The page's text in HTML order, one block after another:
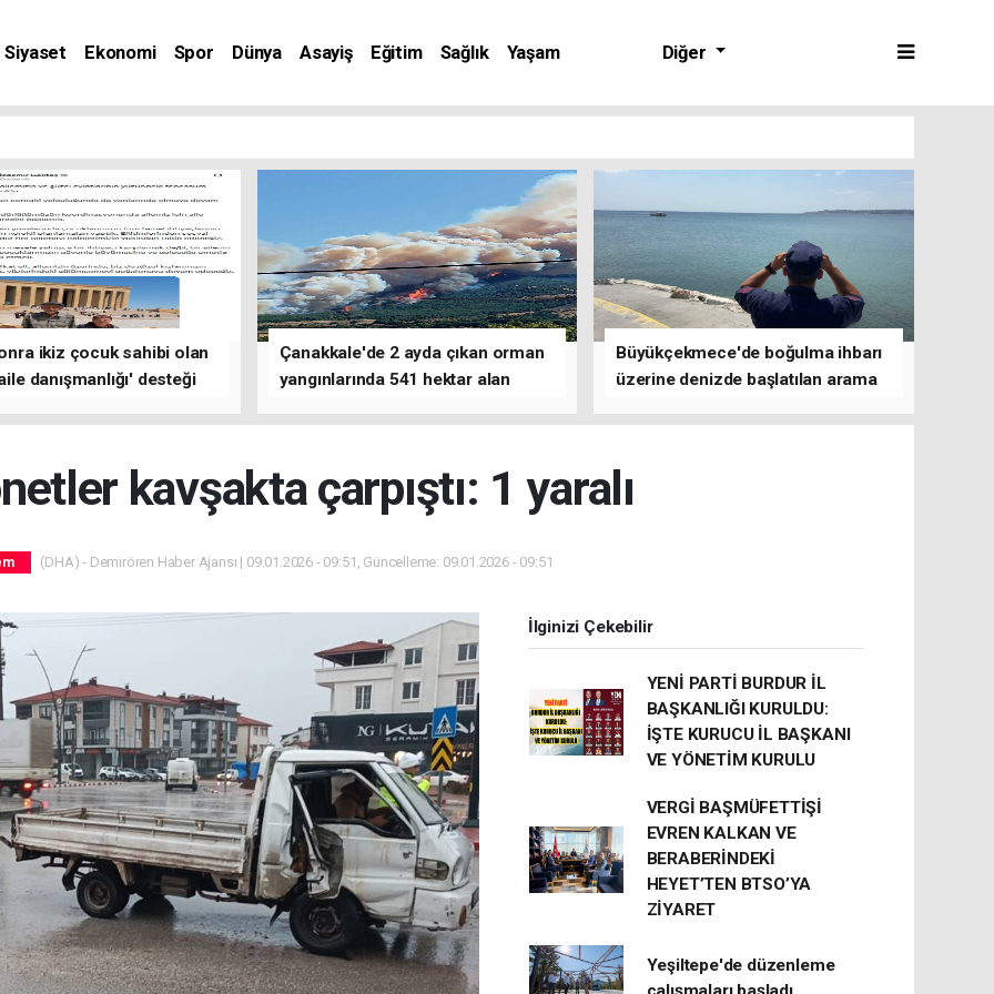
Siyaset Ekonomi Spor Dünya Asayiş Eğitim Sağlık
Yaşam
Diğer
ikiz çocuk sahibi olan
danışmanlığı' desteği
Çanakkale'de 2 ayda çıkan orman
yangınlarında 541 hektar alan
Büyükçekmece'de boğulma ihbarı
üzerine denizde başlatılan arama
kavşakta çarpıştı: 1 yaralı
(DHA) - Demirören Haber Ajansı | 09.01.2026 - 09:51, Güncelleme: 09.01.2026 - 09:51
İlginizi Çekebilir
YENİ PARTİ BURDUR İL
BAŞKANLIĞI KURULDU:
İŞTE KURUCU İL BAŞKANI
VE YÖNETİM KURULU
VERGİ BAŞMÜFETTİŞİ
EVREN KALKAN VE
BERABERİNDEKİ
HEYET’TEN BTSO’YA
ZİYARET
Yeşiltepe'de düzenleme